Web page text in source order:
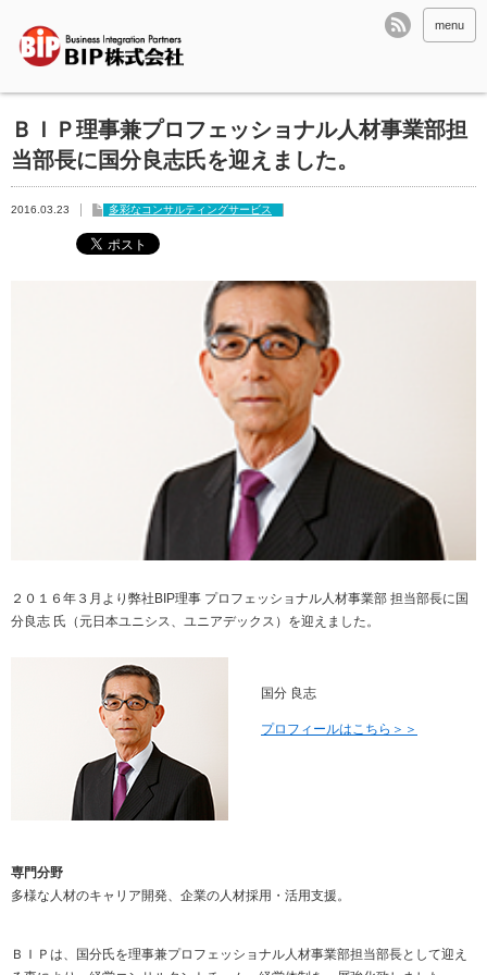
menu
ＢＩＰ理事兼プロフェッショナル人材事業部担
当部長に国分良志氏を迎えました。
2016.03.23 多彩なコンサルティングサービス
２０１６年３月より弊社BIP理事 プロフェッショナル人材事業部 担当部長に国
分良志 氏（元日本ユニシス、ユニアデックス）を迎えました。
国分 良志
プロフィールはこちら＞＞
専門分野
多様な人材のキャリア開発、企業の人材採用・活用支援。
ＢＩＰは、国分氏を理事兼プロフェッショナル人材事業部担当部長として迎え